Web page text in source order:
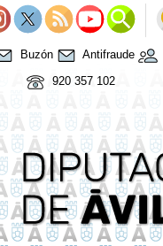
Buzón Antifraude
920 357 102